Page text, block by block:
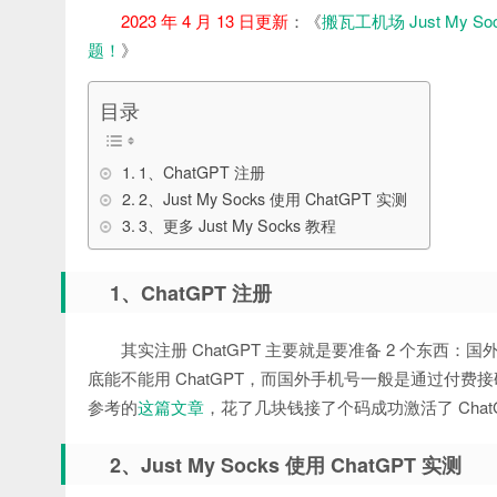
2023 年 4 月 13 日更新 ：《搬瓦工机场 Just My
题！ 》
目录
1、ChatGPT 注册
2、Just My Socks 使用 ChatGPT 实测
3、更多 Just My Socks 教程
1、ChatGPT 注册
其实注册 ChatGPT 主要就是要准备 2 个东西：国
底能不能用 ChatGPT，而国外手机号一般是通过付费
参考的这篇文章 ，花了几块钱接了个码成功激活了
2、Just My Socks 使用 ChatGPT 实测